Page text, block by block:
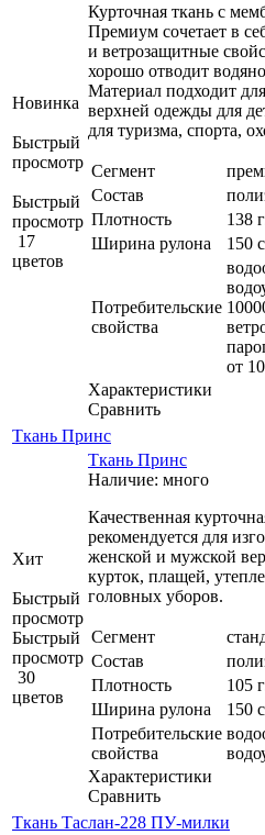
Новинка
Быстрый
просмотр
Быстрый
просмотр
17
цветов
Курточная ткань с
Премиум сочетает в
и ветрозащитные
хорошо отводит
Материал подходит
верхней одежды для
для туризма, спорта,
Сегмент
Состав
Плотность
138
Ширина рулона
150
Потребительские
свойства
от
Характеристики
Сравнить
Ткань Принс
Хит
Быстрый
просмотр
Быстрый
просмотр
30
цветов
Ткань Принс
Наличие: много
Качественная
рекомендуется для
женской и мужской
курток, плащей,
головных уборов.
Сегмент
Состав
Плотность
105
Ширина рулона
150
Потребительские
свойства
Характеристики
Сравнить
Ткань Таслан-228 ПУ-милки